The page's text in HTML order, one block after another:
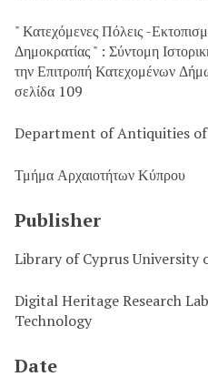
" Κατεχόμενες Πόλεις -
Δημοκρατίας " : Σύντομη
την Επιτροπή Κατεχομένων
σελίδα 109
Department of Antiquities
Τμήμα Αρχαιοτήτων Κύπρου
Publisher
Library of Cyprus University
Digital Heritage Research
Technology
Date